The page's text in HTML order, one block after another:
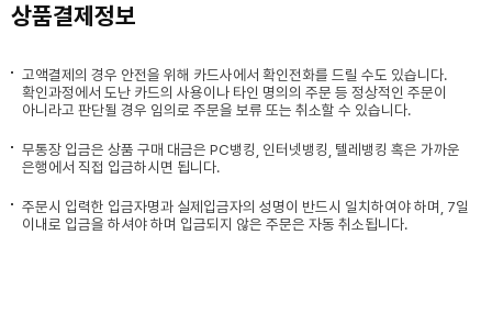
상품결제정보
고액결제의 경우 안전을 위해 카드사에서 확인전화를 드릴 수도 있습니다.
확인과정에서 도난 카드의 사용이나 타인 명의의 주문 등 정상적인 주문이
아니라고 판단될 경우 임의로 주문을 보류 또는 취소할 수 있습니다.
무통장 입금은 상품 구매 대금은 PC뱅킹, 인터넷뱅킹, 텔레뱅킹 혹은 가까운
은행에서 직접 입금하시면 됩니다.
주문시 입력한 입금자명과 실제입금자의 성명이 반드시 일치하여야 하며, 7일
이내로 입금을 하셔야 하며 입금되지 않은 주문은 자동 취소됩니다.